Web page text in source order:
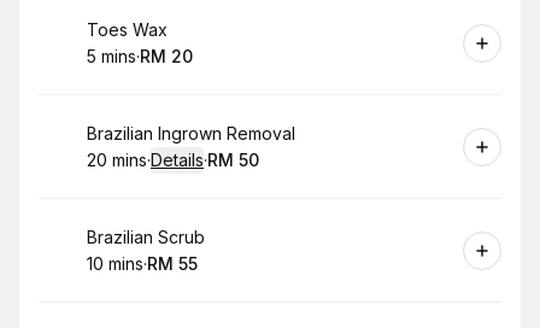
Book
Toes Wax
. Duration:
5 mins·
.Price
RM 20
Book
Brazilian Ingrown Removal
.Duration:
20 mins·Details·
.Price
RM 50
Book
Brazilian Scrub
.Duration :
10 mins·
.Price
RM 55